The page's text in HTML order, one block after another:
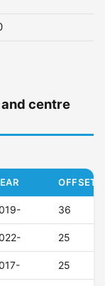
centre
OFFSET
36
25
25